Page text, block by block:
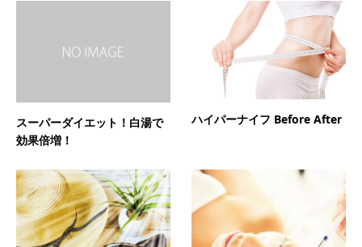
スーパーダイエット！白湯で
効果倍増！
ハイパーナイフ Before After